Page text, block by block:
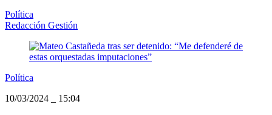
Política
Redacción Gestión
Política
10/03/2024
15:04